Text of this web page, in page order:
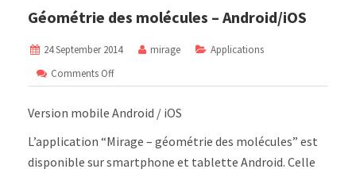
Géométrie des molécules – Android/iOS
24 September 2014 mirage
Applications
Comments Offon
Géométrie
molécules
Android/iOS
Version mobile Android / iOS
L’application “Mirage – géométrie des molécules” est
disponible sur smartphone et tablette Android. Celle